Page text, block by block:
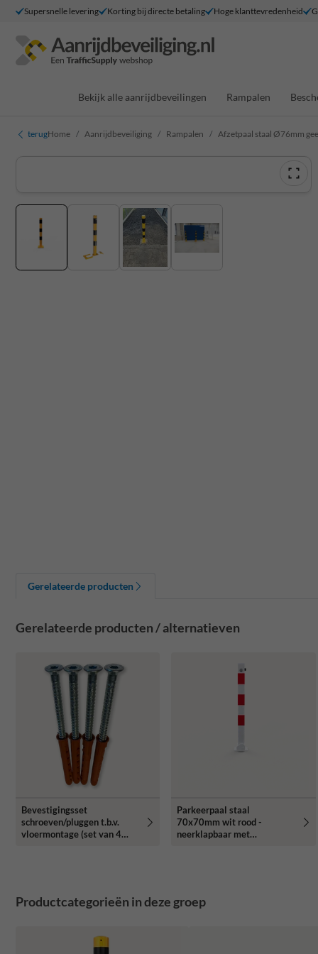
Supersnelle levering Korting bij directe betaling Hoge klanttevredenheid
Bekijk alle aanrijdbeveilingen Rampalen
terugHome Aanrijdbeveiliging Rampalen Afzetpaal staal Ø76mm
Gerelateerde producten
Gerelateerde producten / alternatieven
Bevestigingsset
schroeven/pluggen t.b.v.
vloermontage (set van 4
Parkeerpaal staal
70x70mm wit rood -
neerklapbaar met
Productcategorieën in deze groep